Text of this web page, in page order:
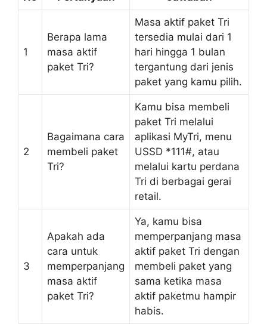
1
Berapa lama
masa aktif
paket Tri?
Masa aktif paket Tri
tersedia mulai dari 1
hari hingga 1 bulan
tergantung dari jenis
paket yang kamu pilih.
2
Bagaimana cara
membeli paket
Tri?
Kamu bisa membeli
paket Tri melalui
aplikasi MyTri, menu
USSD *111#, atau
melalui kartu perdana
Tri di berbagai gerai
retail.
3
Apakah ada
cara untuk
memperpanjang
masa aktif
paket Tri?
Ya, kamu bisa
memperpanjang masa
aktif paket Tri dengan
membeli paket yang
sama ketika masa
aktif paketmu hampir
habis.